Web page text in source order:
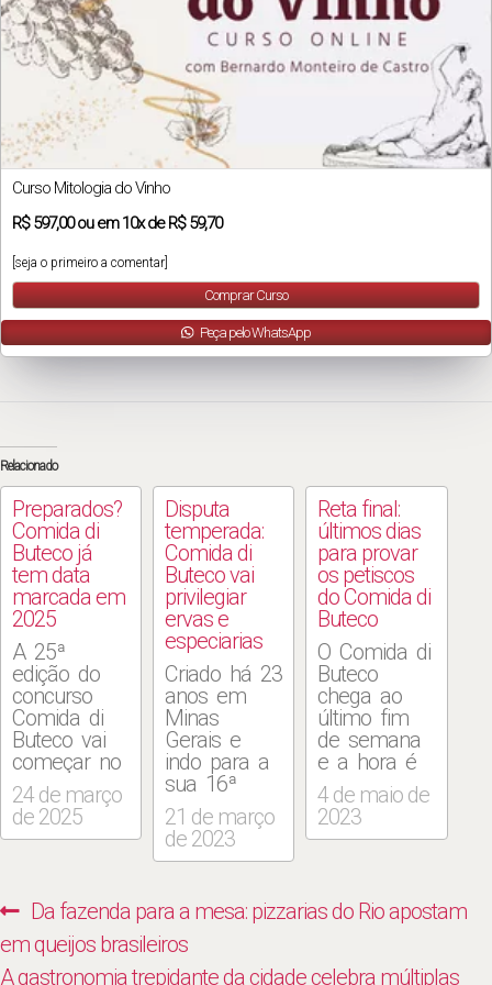
Curso Mitologia do Vinho
R$597,00ou em10xdeR$ 59,70
[seja o primeiro a comentar]
Comprar Curso
Peça pelo WhatsApp
Relacionado
Preparados?
Comida di
Buteco já
tem data
marcada em
2025
A 25ª
edição do
concurso
Comida di
Buteco vai
começar no
dia 11 de
abril,
envolvendo
Baixada
Fluminense
e de Niterói,
24 de março
de 2025
Disputa
temperada:
Comida di
Buteco vai
privilegiar
ervas e
especiarias
Criado há 23
anos em
Minas
Gerais e
indo para a
sua 16ª
edição
carioca, o
concurso
com 31
bares chega
em 2023 ao
21 de março
de 2023
Reta final:
últimos dias
para provar
os petiscos
do Comida di
Buteco
O Comida di
Buteco
chega ao
último fim
de semana
e a hora é
essa para
quem ainda
não fez sua
em todas as
4 de maio de
2023
Navegação
de
Previous
post:
Da fazenda para a mesa: pizzarias do Rio apostam
em queijos brasileiros
Next
A gastronomia trepidante da cidade celebra múltiplas